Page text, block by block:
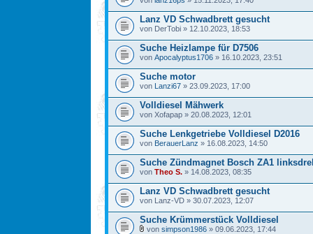
Lanz VD Schwadbrett gesucht
von DerTobi » 12.10.2023, 18:53
Suche Heizlampe für D7506
von Apocalyptus1706 » 16.10.2023, 23:51
Suche motor
von Lanzi67 » 23.09.2023, 17:00
Volldiesel Mähwerk
von Xofapap » 20.08.2023, 12:01
Suche Lenkgetriebe Volldiesel D2016
von BerauerLanz » 16.08.2023, 14:50
Suche Zündmagnet Bosch ZA1
von Theo S. » 14.08.2023, 08:35
Lanz VD Schwadbrett gesucht
von Lanz-VD » 30.07.2023, 12:07
Suche Krümmerstück Volldiesel
von simpson1986 » 09.06.2023, 17:44